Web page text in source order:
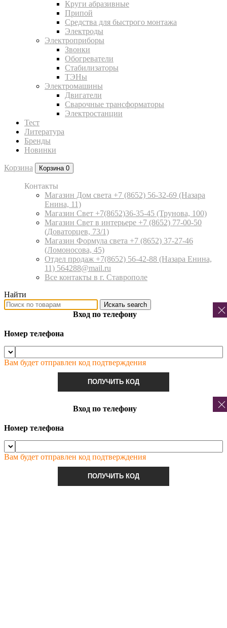
Круги абразивные
Припой
Средства для быстрого монтажа
Электроды
Электроприборы
Звонки
Обогреватели
Стабилизаторы
ТЭНы
Электромашины
Двигатели
Сварочные трансформаторы
Электростанции
Тест
Литература
Бренды
Новинки
Корзина Корзина 0
Контакты
Магазин Дом света +7 (8652) 56-32-69 (Назара
Енина, 11)
Магазин Свет +7(8652)36-35-45 (Трунова, 100)
Магазин Свет в интерьере +7 (8652) 77-00-50
(Доваторцев, 73/1)
Магазин Формула света +7 (8652) 37-27-46
(Ломоносова, 45)
Отдел продаж +7(8652) 56-42-88 (Назара Енина,
11) 564288@mail.ru
Все контакты в г. Ставрополе
Найти
Искать search
Вход по телефону
Номер телефона
Вам будет отправлен код подтверждения
ПОЛУЧИТЬ КОД
Вход по телефону
Номер телефона
Вам будет отправлен код подтверждения
ПОЛУЧИТЬ КОД